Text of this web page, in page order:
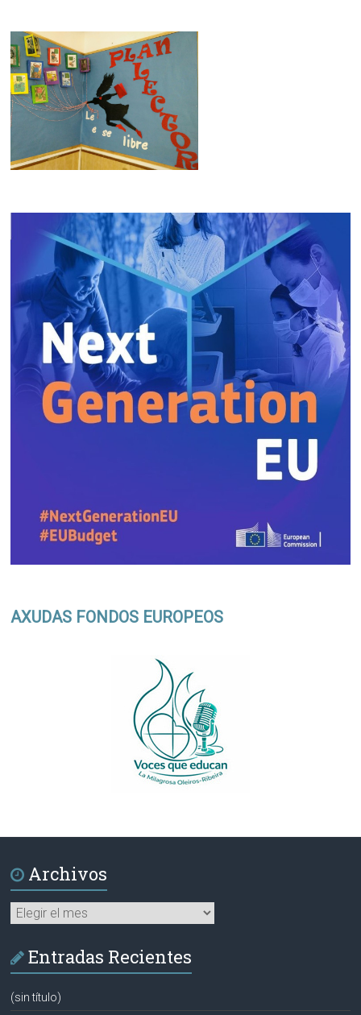
AXUDAS FONDOS EUROPEOS
Archivos
Archivos
Entradas Recientes
(sin título)